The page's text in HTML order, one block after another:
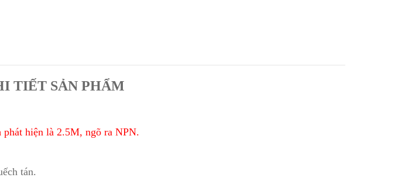
TIẾT SẢN PHẨM
phát hiện là 2.5M, ngõ ra NPN.
tán.